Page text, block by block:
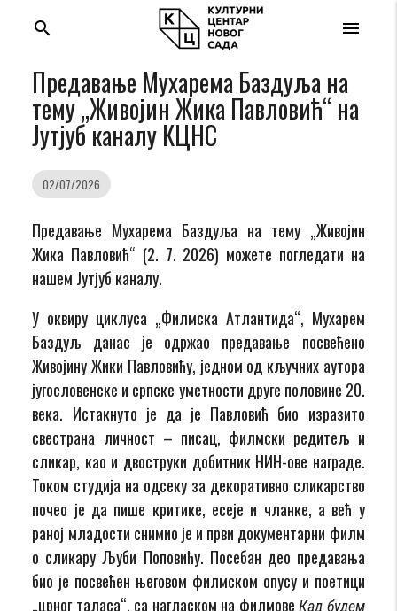
menu
search
Предавање Мухарема Баздуља на
тему „Живојин Жикa Павловић“ на
Јутјуб каналу КЦНС
02/07/2026
Предавање Мухарема Баздуља на тему „Живојин
Жикa Павловић“ (2. 7. 2026) можете погледати на
нашем Јутјуб каналу.
У оквиру циклуса „Филмска Атлантида“, Мухарем
Баздуљ данас је одржао предавање посвећено
Живојину Жики Павловићу, једном од кључних аутора
југословенске и српске уметности друге половине 20.
века. Истакнуто је да је Павловић био изразито
свестрана личност – писац, филмски редитељ и
сликар, као и двоструки добитник НИН-ове награде.
Током студија на одсеку за декоративно сликарство
почео је да пише критике, есеје и чланке, а већ у
раној младости снимио је и први документарни филм
о сликару Љуби Поповићу. Посебан део предавања
био је посвећен његовом филмском опусу и поетици
„црног таласа“, са нагласком на филмовеКад будем